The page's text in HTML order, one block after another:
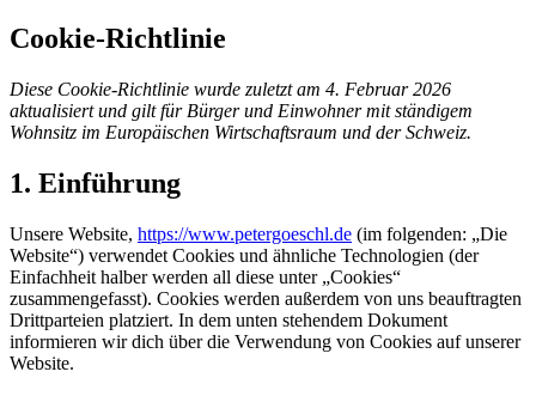
Cookie-Richtlinie
Diese Cookie-Richtlinie wurde zuletzt am 4. Februar 2026
aktualisiert und gilt für Bürger und Einwohner mit ständigem
Wohnsitz im Europäischen Wirtschaftsraum und der Schweiz.
1. Einführung
Unsere Website, https://www.petergoeschl.de (im folgenden: „Die
Website“) verwendet Cookies und ähnliche Technologien (der
Einfachheit halber werden all diese unter „Cookies“
zusammengefasst). Cookies werden außerdem von uns beauftragten
Drittparteien platziert. In dem unten stehendem Dokument
informieren wir dich über die Verwendung von Cookies auf unserer
Website.